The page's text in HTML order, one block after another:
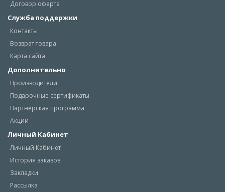
Договор оферта
Служба поддержки
Контакты
Возврат товара
Карта сайта
Дополнительно
Производители
Подарочные сертификаты
Партнерская программа
Акции
Личный Кабинет
Личный Кабинет
История заказов
Закладки
Рассылка